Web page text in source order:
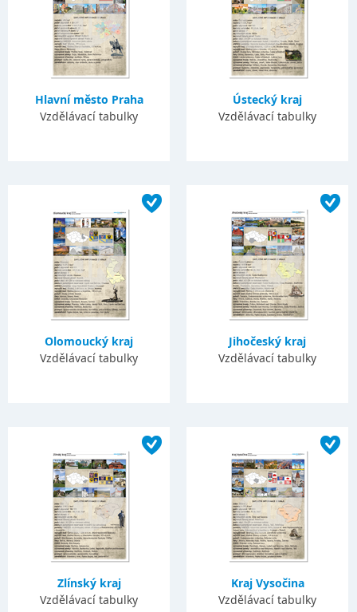
Hlavní město Praha
Vzdělávací tabulky
Ústecký kraj
Vzdělávací tabulky
Olomoucký kraj
Vzdělávací tabulky
Jihočeský kraj
Vzdělávací tabulky
Zlínský kraj
Vzdělávací tabulky
Kraj Vysočina
Vzdělávací tabulky